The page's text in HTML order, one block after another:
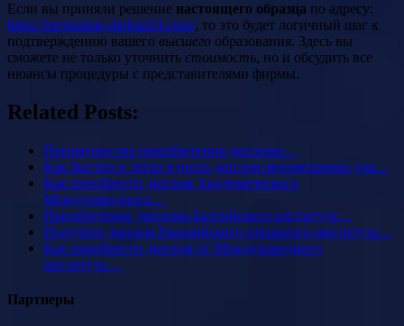
Если вы приняли решение настоящего образца по адресу:
https://premialnie-diplom24.com/, то это будет логичный шаг к
подтверждению вашего высшего образования. Здесь вы
сможете не только уточнить стоимость, но и обсудить все
нюансы процедуры с представителями фирмы.
Related Posts:
Преимущества приобретения диплома…
Как быстро и легко купить диплом автомеханика для…
Как приобрести диплом Академического
Международного…
Приобретение диплома Балтийского института…
Получите диплом Евразийского открытого института…
Как приобрести диплом от Международного
института…
Партнеры